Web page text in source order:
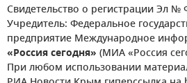
Свидетельство о регистрации Эл №
Учредитель: Федеральное
предприятие Международное
«Россия сегодня» (МИА «Россия
При любом использовании